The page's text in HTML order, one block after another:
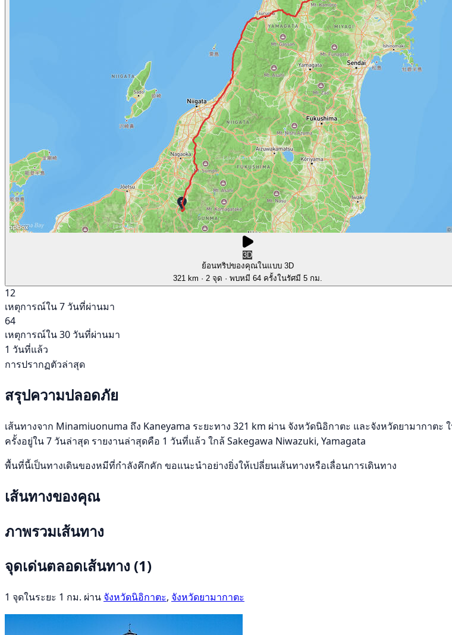
3D
ย้อนทริปของคุณในแบบ 3D
321 km · 2 จุด · พบหมี 64 ครั้งในรัศมี 5 กม.
12
เหตุการณ์ใน 7 วันที่ผ่านมา
64
เหตุการณ์ใน 30 วันที่ผ่านมา
1 วันที่แล้ว
การปรากฏตัวล่าสุด
สรุปความปลอดภัย
เส้นทางจาก Minamiuonuma ถึง Kaneyama ระยะทาง 321 km ผ่าน จังหวัดนิอิกาตะ และจังหวัดยามากาต
ครั้งอยู่ใน 7 วันล่าสุด รายงานล่าสุดคือ 1 วันที่แล้ว ใกล้ Sakegawa Niwazuki, Yamagata
พื้นที่นี้เป็นทางเดินของหมีที่กำลังคึกคัก ขอแนะนำอย่างยิ่งให้เปลี่ยนเส้นทางหรือเลื่อนการเดินทาง
เส้นทางของคุณ
ภาพรวมเส้นทาง
จุดเด่นตลอดเส้นทาง (1)
1 จุดในระยะ 1 กม. ผ่าน จังหวัดนิอิกาตะ, จังหวัดยามากาตะ